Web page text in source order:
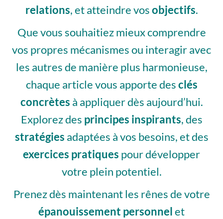
relations, et atteindre vosobjectifs.
Que vous souhaitiez mieux comprendre
vos propres mécanismes ou interagir avec
les autres de manière plus harmonieuse,
chaque article vous apporte desclés
concrètes à appliquer dès aujourd’hui.
Explorez des principes inspirants, des
stratégies adaptées à vos besoins, et des
exercices pratiques pour développer
votre plein potentiel.
Prenez dès maintenant les rênes de votre
épanouissement personnelet